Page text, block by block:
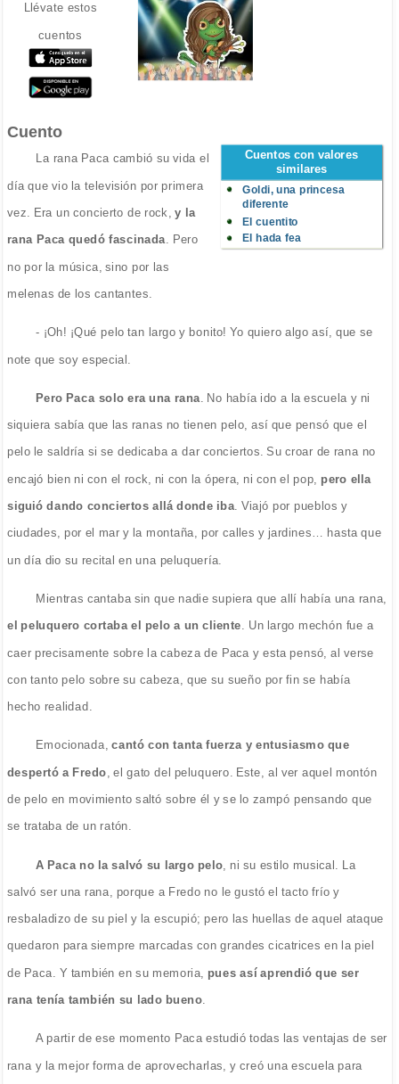
Llévate estos
cuentos
Cuento
Cuentos con valores
similares
Goldi, una princesa
diferente
El cuentito
El hada fea
La rana Paca cambió su vida el
día que vio la televisión por primera
vez. Era un concierto de rock, y la
rana Paca quedó fascinada. Pero
no por la música, sino por las
melenas de los cantantes.
- ¡Oh! ¡Qué pelo tan largo y bonito! Yo quiero algo así, que se
note que soy especial.
Pero Paca solo era una rana . No había ido a la escuela y ni
siquiera sabía que las ranas no tienen pelo, así que pensó que el
pelo le saldría si se dedicaba a dar conciertos. Su croar de rana no
encajó bien ni con el rock, ni con la ópera, ni con el pop, pero ella
siguió dando conciertos allá donde iba . Viajó por pueblos y
ciudades, por el mar y la montaña, por calles y jardines… hasta que
un día dio su recital en una peluquería.
Mientras cantaba sin que nadie supiera que allí había una rana,
el peluquero cortaba el pelo a un cliente . Un largo mechón fue a
caer precisamente sobre la cabeza de Paca y esta pensó, al verse
con tanto pelo sobre su cabeza, que su sueño por fin se había
hecho realidad.
Emocionada, cantó con tanta fuerza y entusiasmo que
despertó a Fredo , el gato del peluquero. Este, al ver aquel montón
de pelo en movimiento saltó sobre él y se lo zampó pensando que
se trataba de un ratón.
A Paca no la salvó su largo pelo , ni su estilo musical. La
salvó ser una rana, porque a Fredo no le gustó el tacto frío y
resbaladizo de su piel y la escupió; pero las huellas de aquel ataque
quedaron para siempre marcadas con grandes cicatrices en la piel
de Paca. Y también en su memoria, pues así aprendió que ser
rana tenía también su lado bueno
A partir de ese momento Paca estudió todas las ventajas de ser
rana y la mejor forma de aprovecharlas, y creó una escuela para